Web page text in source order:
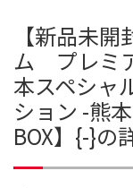
【新品未
ム プレミ
本スペシャ
ション -熊
BOX】{-}の